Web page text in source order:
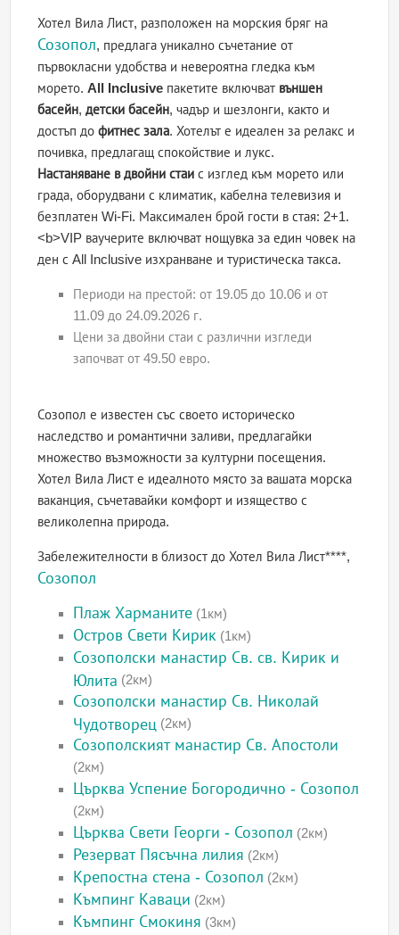
Хотел Вила Лист, разположен на морския бряг на
Созопол, предлага уникално съчетание от
първокласни удобства и невероятна гледка към
морето.All Inclusive пакетите включват външен
басейн,детски басейн, чадър и шезлонги, както и
достъп дофитнес зала. Хотелът е идеален за релакс и
почивка, предлагащ спокойствие и лукс.
Настаняване в двойни стаи с изглед към морето или
града, оборудвани с климатик, кабелна телевизия и
безплатен Wi-Fi. Максимален брой гости в стая: 2+1.
<b>VIP ваучерите включват нощувка за един човек на
ден с All Inclusive изхранване и туристическа такса.
Периоди на престой: от 19.05 до 10.06 и от
11.09 до 24.09.2026 г.
Цени за двойни стаи с различни изгледи
започват от 49.50 евро.
Созопол е известен със своето историческо
наследство и романтични заливи, предлагайки
множество възможности за културни посещения.
Хотел Вила Лист е идеалното място за вашата морска
ваканция, съчетавайки комфорт и изящество с
великолепна природа.
Забележителности в близост до Хотел Вила Лист****,
Созопол
Плаж Харманите (1км)
Остров Свети Кирик (1км)
Созополски манастир Св. св. Кирик и
Юлита (2км)
Созополски манастир Св. Николай
Чудотворец (2км)
Созополският манастир Св. Апостоли
(2км)
Църква Успение Богородично - Созопол
(2км)
Църква Свети Георги - Созопол (2км)
Резерват Пясъчна лилия (2км)
Крепостна стена - Созопол (2км)
Къмпинг Каваци (2км)
Къмпинг Смокиня (3км)